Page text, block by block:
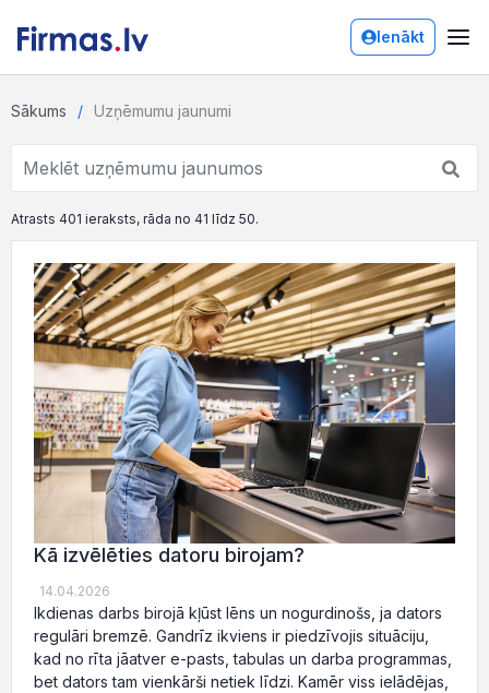
Ienākt
Sākums Uzņēmumu jaunumi
Atrasts 401 ieraksts, rāda no 41 līdz 50.
Kā izvēlēties datoru birojam?
14.04.2026
Ikdienas darbs birojā kļūst lēns un nogurdinošs, ja dators
regulāri bremzē. Gandrīz ikviens ir piedzīvojis situāciju,
kad no rīta jāatver e-pasts, tabulas un darba programmas,
bet dators tam vienkārši netiek līdzi. Kamēr viss ielādējas,